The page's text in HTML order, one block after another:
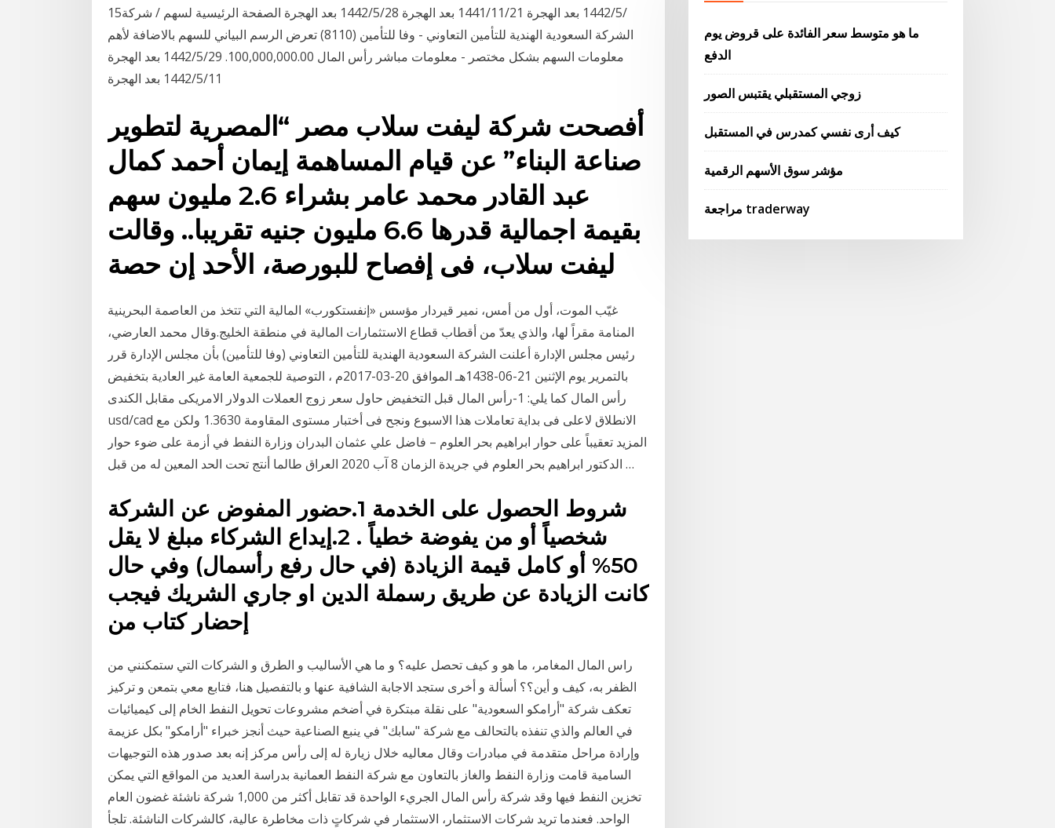
15‏‏/5‏‏/1442 بعد الهجرة 21‏‏/11‏‏/1441 بعد الهجرة 28‏‏/5‏‏/1442 بعد الهجرة الصفحة الرئيسية لسهم / شركة
الشركة السعودية الهندية للتأمين التعاوني - وفا للتأمين (8110) تعرض الرسم البياني للسهم بالاضافة لأهم
معلومات السهم بشكل مختصر - معلومات مباشر رأس المال 100,000,000.00. 29‏‏/5‏‏/1442 بعد الهجرة
11‏‏/5‏‏/1442 بعد الهجرة
أفصحت شركة ليفت سلاب مصر “المصرية لتطوير
صناعة البناء” عن قيام المساهمة إيمان أحمد كمال
عبد القادر محمد عامر بشراء 2.6 مليون سهم
بقيمة اجمالية قدرها 6.6 مليون جنيه تقريبا.. وقالت
ليفت سلاب، فى إفصاح للبورصة، الأحد إن حصة
غيّب الموت، أول من أمس، نمير قيردار مؤسس «إنفستكورب» المالية التي تتخذ من العاصمة البحرينية
المنامة مقراً لها، والذي يعدّ من أقطاب قطاع الاستثمارات المالية في منطقة الخليج.وقال محمد العارضي،
رئيس مجلس الإدارة أعلنت الشركة السعودية الهندية للتأمين التعاوني (وفا للتأمين) بأن مجلس الإدارة قرر
بالتمرير يوم الإثنين 21-06-1438هـ الموافق 20-03-2017م ، التوصية للجمعية العامة غير العادية بتخفيض
رأس المال كما يلي: 1-رأس المال قبل التخفيض حاول سعر زوج العملات الدولار الامريكى مقابل الكندى
usd/cad الانطلاق لاعلى فى بداية تعاملات هذا الاسبوع ونجح فى أختبار مستوى المقاومة 1.3630 ولكن مع
المزيد تعقيباً على حوار ابراهيم بحر العلوم – فاضل علي عثمان البدران وزارة النفط في أزمة على ضوء حوار
الدكتور ابراهيم بحر العلوم في جريدة الزمان 8 آب 2020 العراق طالما أنتج تحت الحد المعين له من قبل …
شروط الحصول على الخدمة 1.حضور المفوض عن الشركة
شخصياً أو من يفوضة خطياً . 2.إيداع الشركاء مبلغ لا يقل
50% أو كامل قيمة الزيادة (في حال رفع رأسمال) وفي حال
كانت الزيادة عن طريق رسملة الدين او جاري الشريك فيجب
إحضار كتاب من
راس المال المغامر، ما هو و كيف تحصل عليه؟ و ما هي الأساليب و الطرق و الشركات التي ستمكنني من
الظفر به، كيف و أين؟؟ أسألة و أخرى ستجد الاجابة الشافية عنها و بالتفصيل هنا، فتابع معي بتمعن و تركيز
تعكف شركة "أرامكو السعودية" على نقلة مبتكرة في أضخم مشروعات تحويل النفط الخام إلى كيميائيات
في العالم والذي تنفذه بالتحالف مع شركة "سابك" في ينبع الصناعية حيث أنجز خبراء "أرامكو" بكل عزيمة
وإرادة مراحل متقدمة في مبادرات وقال معاليه خلال زيارة له إلى رأس مركز إنه بعد صدور هذه التوجيهات
السامية قامت وزارة النفط والغاز بالتعاون مع شركة النفط العمانية بدراسة العديد من المواقع التي يمكن
تخزين النفط فيها وقد شركة رأس المال الجريء الواحدة قد تقابل أكثر من 1,000 شركة ناشئة غضون العام
الواحد. فعندما تريد شركات الاستثمار، الاستثمار في شركاتٍ ذات مخاطرة عالية، كالشركات الناشئة. تلجأ
ما هو متوسط ​​سعر الفائدة على قروض يوم
الدفع
زوجي المستقبلي يقتبس الصور
كيف أرى نفسي كمدرس في المستقبل
مؤشر سوق الأسهم الرقمية
مراجعة traderway